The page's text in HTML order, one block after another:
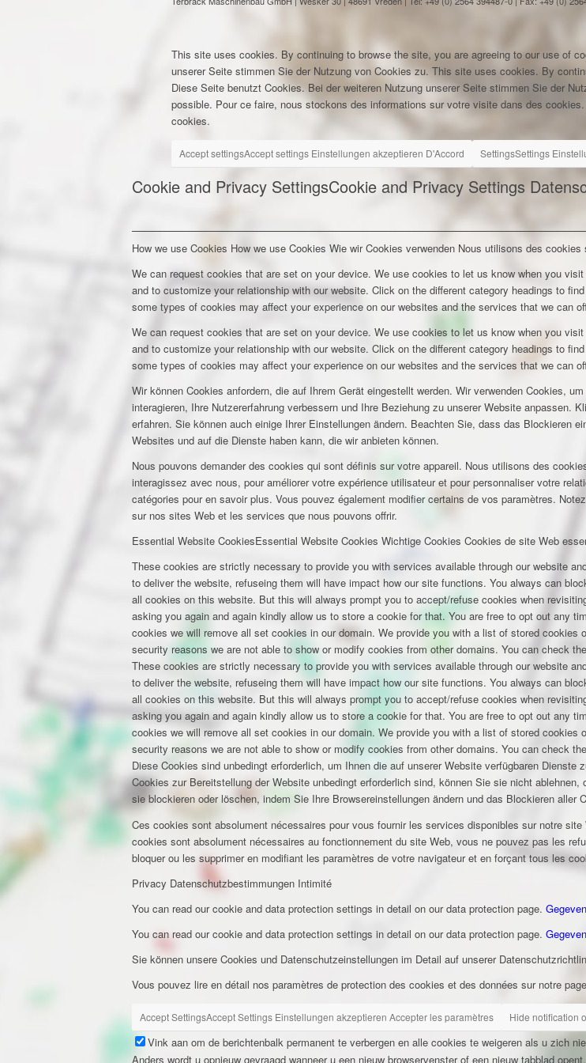
This site uses cookies. By continuing to browse the site, you are agreeing to our use of
unserer Seite stimmen Sie der Nutzung von Cookies zu. This site uses cookies. By
Diese Seite benutzt Cookies. Bei der weiteren Nutzung unserer Seite stimmen Sie der
possible. Pour ce faire, nous stockons des informations sur votre visite dans des
cookies.
Accept settingsAccept settings Einstellungen akzeptieren D'Accord SettingsSettings
Cookie and Privacy SettingsCookie and Privacy Settings
How we use Cookies How we use Cookies Wie wir Cookies verwenden Nous utilisons des cookies
We can request cookies that are set on your device. We use cookies to let us know when you
and to customize your relationship with our website. Click on the different category headings to
some types of cookies may affect your experience on our websites and the services that we can
We can request cookies that are set on your device. We use cookies to let us know when you
and to customize your relationship with our website. Click on the different category headings to
some types of cookies may affect your experience on our websites and the services that we can
Wir können Cookies anfordern, die auf Ihrem Gerät eingestellt werden. Wir verwenden Cookies,
interagieren, Ihre Nutzererfahrung verbessern und Ihre Beziehung zu unserer Website anpassen.
erfahren. Sie können auch einige Ihrer Einstellungen ändern. Beachten Sie, dass das Blockieren
Websites und auf die Dienste haben kann, die wir anbieten können.
Nous pouvons demander des cookies qui sont définis sur votre appareil. Nous utilisons des
interagissez avec nous, pour améliorer votre expérience utilisateur et pour personnaliser votre
catégories pour en savoir plus. Vous pouvez également modifier certains de vos paramètres.
sur nos sites Web et les services que nous pouvons offrir.
Essential Website CookiesEssential Website Cookies Wichtige Cookies Cookies de site Web
These cookies are strictly necessary to provide you with services available through our website
to deliver the website, refuseing them will have impact how our site functions. You always can
all cookies on this website. But this will always prompt you to accept/refuse cookies when
asking you again and again kindly allow us to store a cookie for that. You are free to opt out any
cookies we will remove all set cookies in our domain. We provide you with a list of stored
security reasons we are not able to show or modify cookies from other domains. You can check
These cookies are strictly necessary to provide you with services available through our website
to deliver the website, refuseing them will have impact how our site functions. You always can
all cookies on this website. But this will always prompt you to accept/refuse cookies when
asking you again and again kindly allow us to store a cookie for that. You are free to opt out any
cookies we will remove all set cookies in our domain. We provide you with a list of stored
security reasons we are not able to show or modify cookies from other domains. You can check
Diese Cookies sind unbedingt erforderlich, um Ihnen die auf unserer Website verfügbaren
Cookies zur Bereitstellung der Website unbedingt erforderlich sind, können Sie sie nicht
sie blockieren oder löschen, indem Sie Ihre Browsereinstellungen ändern und das Blockieren aller
Ces cookies sont absolument nécessaires pour vous fournir les services disponibles sur notre
cookies sont absolument nécessaires au fonctionnement du site Web, vous ne pouvez pas les
bloquer ou les supprimer en modifiant les paramètres de votre navigateur et en forçant tous les
Privacy Datenschutzbestimmungen Intimité
You can read our cookie and data protection settings in detail on our data protection page.
You can read our cookie and data protection settings in detail on our data protection page.
Sie können unsere Cookies und Datenschutzeinstellungen im Detail auf unserer
Vous pouvez lire en détail nos paramètres de protection des cookies et des données sur notre
Accept SettingsAccept Settings Einstellungen akzeptieren Accepter les paramètres Hide notification
Vink aan om de berichtenbalk permanent te verbergen en alle cookies te weigeren als u zich
Anders wordt u opnieuw gevraagd wanneer u een nieuw browservenster of een nieuw tabblad opent.